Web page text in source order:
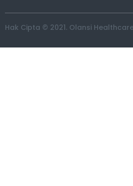
Hak Cipta © 2021. Olansi